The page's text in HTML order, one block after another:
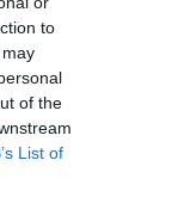
to
of the
List of